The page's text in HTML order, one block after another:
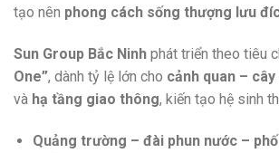
tạo nên phong cách sống thượng lưu
Sun Group Bắc Ninh phát triển theo tiêu
One”, dành tỷ lệ lớn cho cảnh quan –
và hạ tầng giao thông, kiến tạo hệ sinh
Quảng trường – đài phun nước –